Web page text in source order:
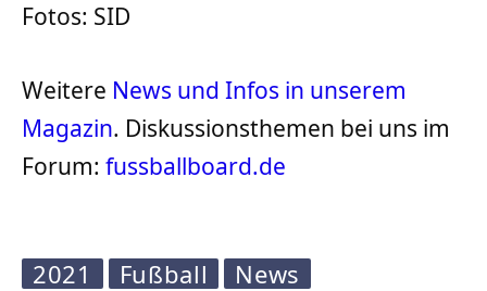
Fotos: SID
Weitere News und Infos in unserem
Magazin. Diskussionsthemen bei uns im
Forum: fussballboard.de
2021 Fußball News